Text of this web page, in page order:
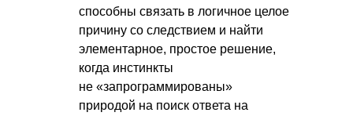
способны связать в логичное целое
причину со следствием и найти
элементарное, простое решение,
когда инстинкты
не «запрограммированы»
природой на поиск ответа на